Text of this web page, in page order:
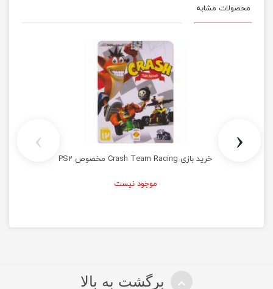
محصولات مشابه
خرید بازی Crash Team Racing مخصوص PS2
موجود نیست
‹
›
برگشت به بالا